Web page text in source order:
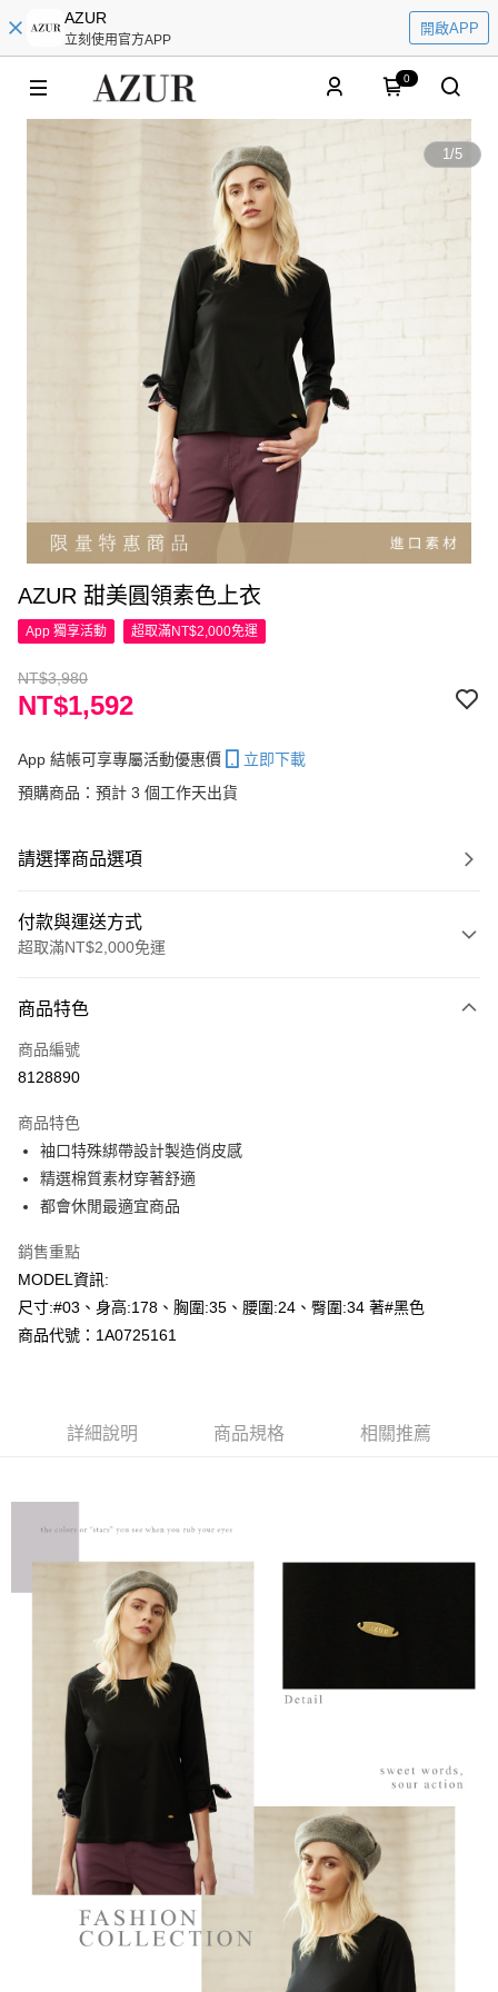
AZUR
立刻使用官方APP
開啟APP
0
1/5
AZUR 甜美圓領素色上衣
App 獨享活動 超取滿NT$2,000免運
NT$3,980
NT$1,592
App 結帳可享專屬活動優惠價
立即下載
預購商品：預計 3 個工作天出貨
請選擇商品選項
付款與運送方式
超取滿NT$2,000免運
信用卡一次付款
超商取貨付款
Apple Pay
悠遊付
AFTEE先享後付
相關說明
AFTEE先享後付是「在收到商品之後才付款」的支付方式。 讓您購物簡單
３．安心：先確認商品／服務後，再付款。
結帳頁面，進行簡訊認證並確認金額後，即可完成結帳。
ATM／網路銀行／等多元方式進行付款，方視為交易完成。
※ 請注意：結帳手續完成當下不需立刻繳費，但若您需要取消訂單，請聯絡
購買商品的店家。未經商家同意取消之訂單仍視為有效，需透過AFTEE先享
後付繳納相關費用。
※ 交易是否成功請以「AFTEE先享後付 」之結帳頁面顯示為準，若有關於
是否繳費成功／繳費後需取消欲退款等相關疑問，請聯繫「AFTEE先享後付
客戶支援中心」https://netprotections.freshdesk.com/support/home
【注意事項】
１．透過由恩沛科技股份有限公司提供之「AFTEE先享後付」服務完成之交
易，需依本服務之必要範圍內提供個人資料，並將交易相關給付款項請求債
權轉讓予恩沛科技股份有限公司。
２．關於個人資料處理事宜，請瀏覽以下網址：
https://aftee.tw/terms/#terms3
３．未成年的使用者請事先徵得法定代理人或監護人之同意方可使用
「AFTEE先享後付」，若未經同意申辦者引起之損失，本公司不負相關責
４．使用「AFTEE先享後付」時，將依據個別帳號之用戶狀況，依本公司即
時審查核予不同之上限額度；若仍有額度不足之情形，本公司將視審查結果
請求用戶進行身份認證。
５．嚴禁一人註冊多個帳號或使用他人資訊註冊。若發現惡意使用之情形，
恩沛科技股份有限公司將有權停止該用戶之使用額度並採取法律行動。
7-11--滿2000元免運
每筆NT$60，滿NT$2,000(含以上)免運費
付款後7-11取貨---滿2000元免運
每筆NT$60，滿NT$2,000(含以上)免運費
宅配-滿2000元免運
每筆NT$120，滿NT$2,000(含以上)免運費
商品特色
商品編號
8128890
商品特色
袖口特殊綁帶設計製造俏皮感
精選棉質素材穿著舒適
都會休閒最適宜商品
銷售重點
MODEL資訊:
尺寸:#03、身高:178、胸圍:35、腰圍:24、臀圍:34 著#黑色
商品代號：1A0725161
詳細說明 商品規格 相關推薦